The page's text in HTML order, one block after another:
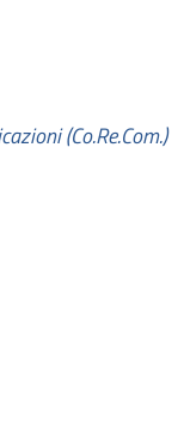
(Co.Re.Com.)